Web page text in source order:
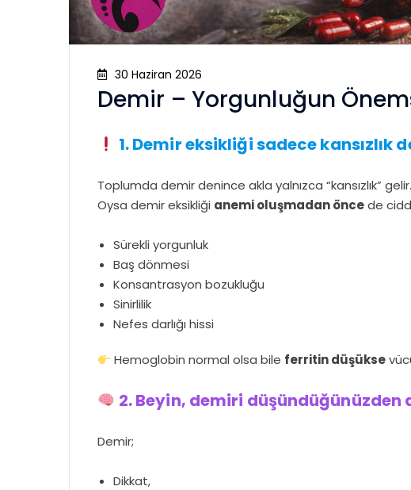
30 Haziran 2026
Demir – Yorgunluğun
1. Demir eksikliği sadece kansızlık
Toplumda demir denince akla yalnızca “kansızlık” gelir.
Oysa demir eksikliği anemi oluşmadan öncede
Sürekli yorgunluk
Baş dönmesi
Konsantrasyon bozukluğu
Sinirlilik
Nefes darlığı hissi
Hemoglobin normal olsa bile ferritin düşükse
2. Beyin, demiri düşündüğünüzden
Demir;
Dikkat,